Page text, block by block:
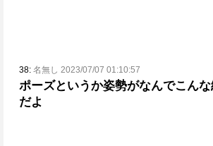
38: 名無し 2023/07/07 01:10:57
ポーズというか姿勢がなんでこん
だよ